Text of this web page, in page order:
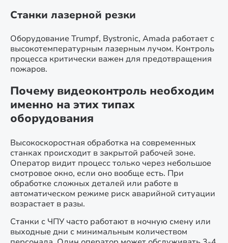
Станки лазерной резки
Оборудование Trumpf, Bystronic, Amada работает с
высокотемпературным лазерным лучом. Контроль
процесса критически важен для предотвращения
пожаров.
Почему видеоконтроль необходим
именно на этих типах
оборудования
Высокоскоростная обработка на современных
станках происходит в закрытой рабочей зоне.
Оператор видит процесс только через небольшое
смотровое окно, если оно вообще есть. При
обработке сложных деталей или работе в
автоматическом режиме риск аварийной ситуации
возрастает в разы.
Станки с ЧПУ часто работают в ночную смену или
выходные дни с минимальным количеством